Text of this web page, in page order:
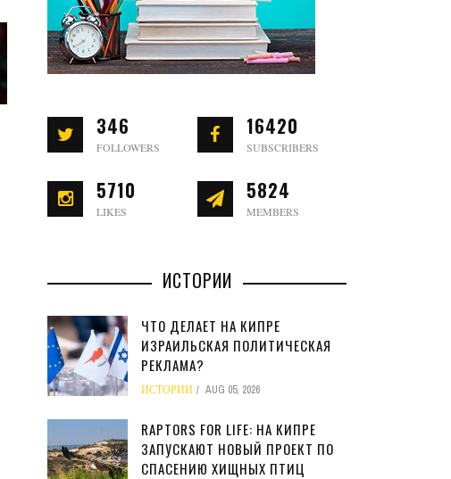
346
FOLLOWERS
16420
SUBSCRIBERS
5710
LIKES
5824
MEMBERS
ИСТОРИИ
ЧТО ДЕЛАЕТ НА КИПРЕ
ИЗРАИЛЬСКАЯ ПОЛИТИЧЕСКАЯ
РЕКЛАМА?
ИСТОРИИ AUG 05, 2026
RAPTORS FOR LIFE: НА КИПРЕ
ЗАПУСКАЮТ НОВЫЙ ПРОЕКТ ПО
СПАСЕНИЮ ХИЩНЫХ ПТИЦ